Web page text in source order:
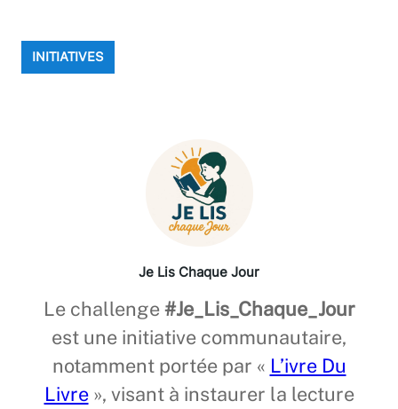
INITIATIVES
Je Lis Chaque Jour
Le challenge#Je_Lis_Chaque_Jour
est une initiative communautaire,
notamment portée par « L’ivre Du
Livre», visant à instaurer la lecture